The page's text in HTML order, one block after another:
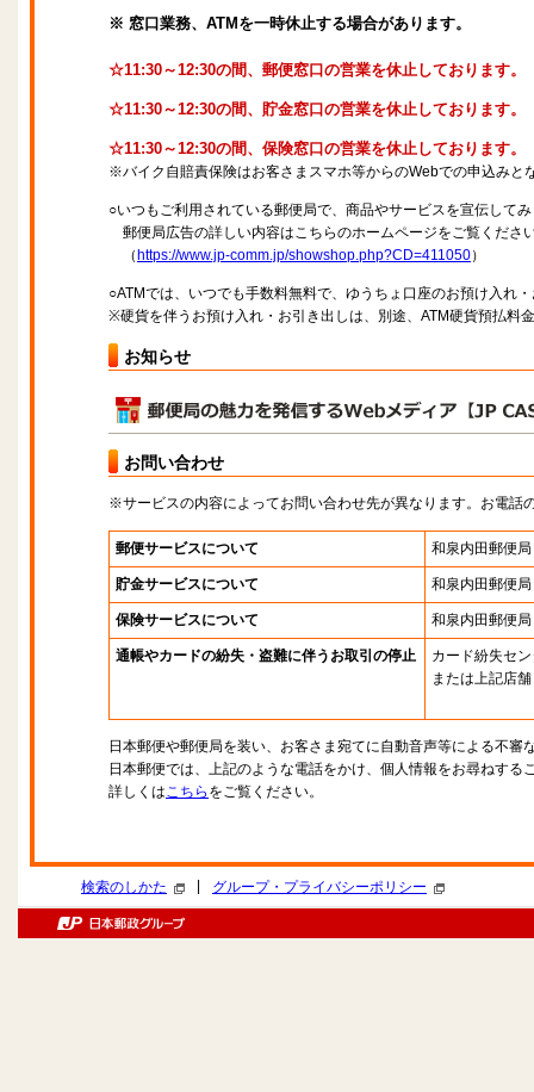
※ 窓口業務、ATMを一時休止する場合があります。
☆11:30～12:30の間、郵便窓口の営業を休止しております。
☆11:30～12:30の間、貯金窓口の営業を休止しております。
☆11:30～12:30の間、保険窓口の営業を休止しております。
※バイク自賠責保険はお客さまスマホ等からのWebでの申込みと
○いつもご利用されている郵便局で、商品やサービスを宣伝して
郵便局広告の詳しい内容はこちらのホームページをご覧くださ
（ https://www.jp-comm.jp/showshop.php?CD=411050）
○ATMでは、いつでも手数料無料で、ゆうちょ口座のお預け入れ
※硬貨を伴うお預け入れ・お引き出しは、別途、ATM硬貨預払料
お知らせ
お問い合わせ
※サービスの内容によってお問い合わせ先が異なります。お電話
郵便サービスについて 和泉内田郵便局
貯金サービスについて 和泉内田郵便局
保険サービスについて 和泉内田郵便局
通帳やカードの紛失・盗難に伴うお取引の停止
カード紛失セ
または上記店舗
日本郵便や郵便局を装い、お客さま宛てに自動音声等による不審
日本郵便では、上記のような電話をかけ、個人情報をお尋ねする
詳しくはこちら をご覧ください。
検索のしかた グループ・プライバシーポリシー